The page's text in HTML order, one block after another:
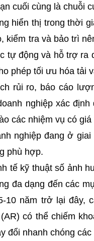
cuối cùng là chuỗi
hiển thị trong thời
kiểm tra và bảo trì
tự động và hỗ trợ ra
phép tối ưu hóa tải
rủi ro, báo cáo
nghiệp xác
các nhiệm vụ có
nghiệp đang ở
phù hợp.
tế kỹ thuật số ảnh
đa dạng đến các
10 năm trở lại đây,
có thể chiếm
đổi nhanh chóng